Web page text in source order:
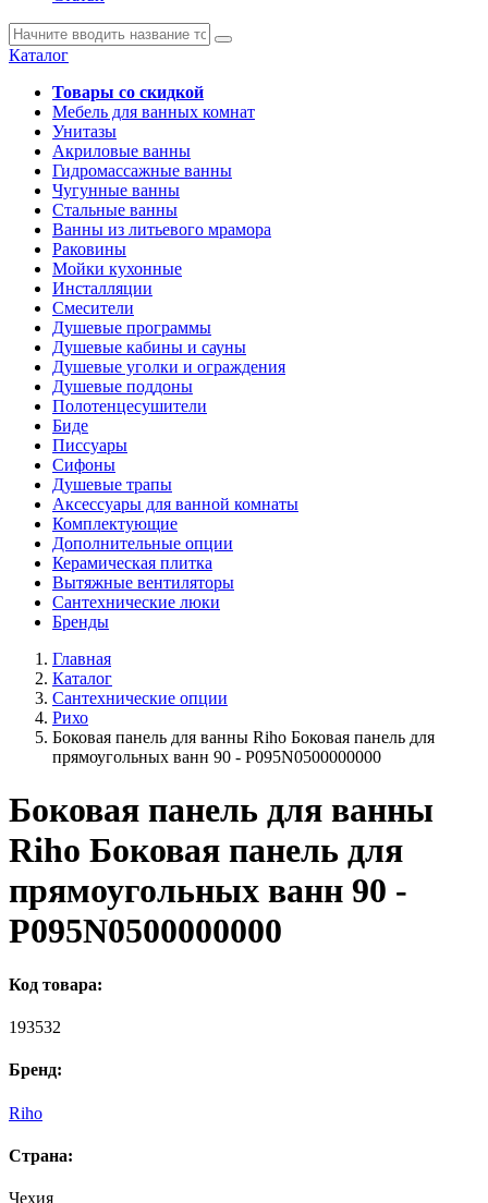
Каталог
Товары со скидкой
Мебель для ванных комнат
Унитазы
Акриловые ванны
Гидромассажные ванны
Чугунные ванны
Стальные ванны
Ванны из литьевого мрамора
Раковины
Мойки кухонные
Инсталляции
Смесители
Душевые программы
Душевые кабины и сауны
Душевые уголки и ограждения
Душевые поддоны
Полотенцесушители
Биде
Писсуары
Сифоны
Душевые трапы
Аксессуары для ванной комнаты
Комплектующие
Дополнительные опции
Керамическая плитка
Вытяжные вентиляторы
Сантехнические люки
Бренды
Главная
Каталог
Сантехнические опции
Рихо
Боковая панель для ванны Riho Боковая панель для
прямоугольных ванн 90 - P095N0500000000
Боковая панель для ванны
Riho Боковая панель для
прямоугольных ванн 90 -
P095N0500000000
Код товара:
193532
Бренд:
Riho
Страна:
Чехия